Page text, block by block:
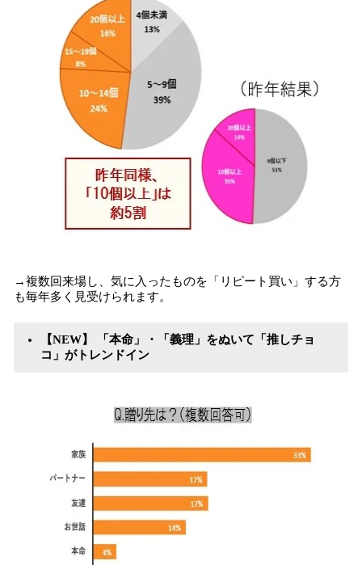
→複数回来場し、気に入ったものを「リピート買い」する方
も毎年多く見受けられます。
【NEW】 「本命」・「義理」をぬいて「推しチョ
コ」がトレンドイン